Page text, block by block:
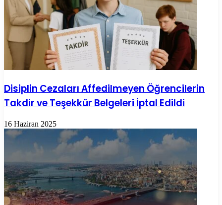
Disiplin Cezaları Affedilmeyen Öğrencilerin
Takdir ve Teşekkür Belgeleri İptal Edildi
16 Haziran 2025